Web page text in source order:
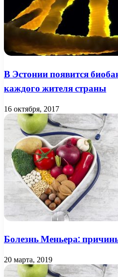
В Эстонии появится
каждого жителя страны
16 октября, 2017
Болезнь Меньера:
20 марта, 2019